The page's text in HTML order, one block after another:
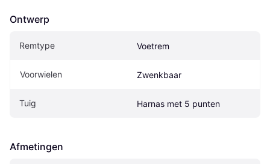
Ontwerp
Remtype Voetrem
Voorwielen Zwenkbaar
Tuig Harnas met 5 punten
Afmetingen